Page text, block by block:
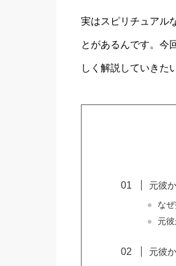
実はスピリチュアル
とがあるんです。今
しく解説していきた
元彼
な
元
元彼